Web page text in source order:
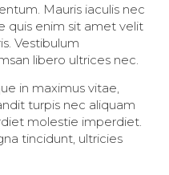
Mauris iaculis nec
quis enim sit amet velit
Vestibulum
libero ultrices nec.
in maximus vitae,
turpis nec aliquam
molestie imperdiet.
tincidunt, ultricies